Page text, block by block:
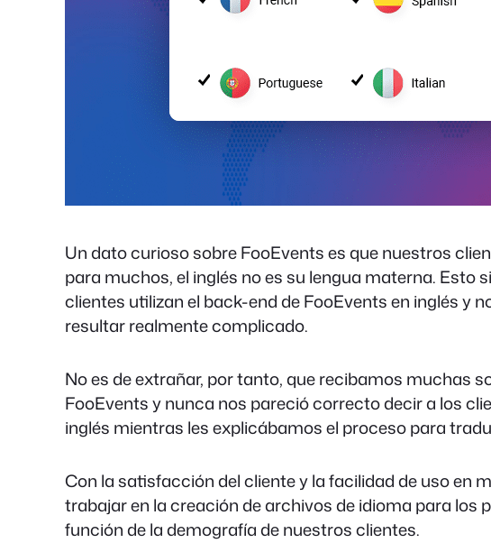
Un dato curioso sobre FooEvents es que nuestros
para muchos, el inglés no es su lengua materna. Esto
clientes utilizan el back-end de FooEvents en inglés y
resultar realmente complicado.
No es de extrañar, por tanto, que recibamos muchas
FooEvents y nunca nos pareció correcto decir a los
inglés mientras les explicábamos el proceso para
Con la satisfacción del cliente y la facilidad de uso en
trabajar en la creación de archivos de idioma para los
función de la demografía de nuestros clientes.